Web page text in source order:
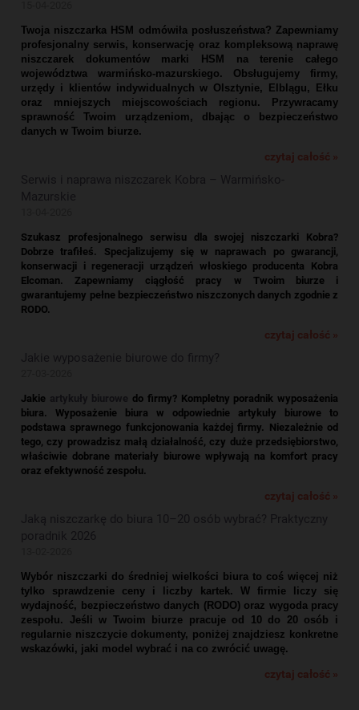
Twoja niszczarka HSM odmówiła posłuszeństwa? Zapewniamy
profesjonalny serwis, konserwację oraz kompleksową naprawę
niszczarek dokumentów marki HSM na terenie całego
województwa warmińsko-mazurskiego. Obsługujemy firmy,
urzędy i klientów indywidualnych w Olsztynie, Elblągu, Ełku
oraz mniejszych miejscowościach regionu. Przywracamy
sprawność Twoim urządzeniom, dbając o bezpieczeństwo
danych w Twoim biurze.
czytaj całość »
Serwis i naprawa niszczarek Kobra – Warmińsko-
Mazurskie
Szukasz profesjonalnego serwisu dla swojej niszczarki Kobra?
Dobrze trafiłeś. Specjalizujemy się w naprawach po gwarancji,
konserwacji i regeneracji urządzeń włoskiego producenta Kobra
Elcoman. Zapewniamy ciągłość pracy w Twoim biurze i
gwarantujemy pełne bezpieczeństwo niszczonych danych zgodnie z
RODO.
czytaj całość »
Jakie wyposażenie biurowe do firmy?
Jakie artykuły biurowe do firmy? Kompletny poradnik wyposażenia
biura. Wyposażenie biura w odpowiednie artykuły biurowe to
podstawa sprawnego funkcjonowania każdej firmy. Niezależnie od
tego, czy prowadzisz małą działalność, czy duże przedsiębiorstwo,
właściwie dobrane materiały biurowe wpływają na komfort pracy
oraz efektywność zespołu.
czytaj całość »
Jaką niszczarkę do biura 10–20 osób wybrać? Praktyczny
poradnik 2026
Wybór niszczarki do średniej wielkości biura to coś więcej niż
tylko sprawdzenie ceny i liczby kartek. W firmie liczy się
wydajność, bezpieczeństwo danych (RODO) oraz wygoda pracy
zespołu. Jeśli w Twoim biurze pracuje od 10 do 20 osób i
regularnie niszczycie dokumenty, poniżej znajdziesz konkretne
wskazówki, jaki model wybrać i na co zwrócić uwagę.
czytaj całość »